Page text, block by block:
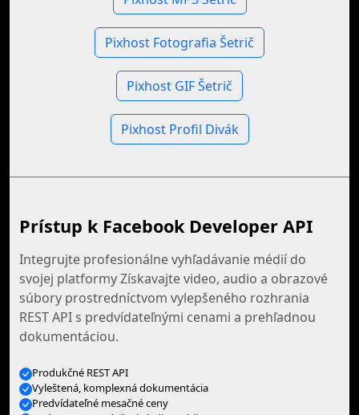
Pixhost Fotografia Šetrič
Pixhost GIF Šetrič
Pixhost Profil Divák
Prístup k Facebook Developer API
Integrujte profesionálne vyhľadávanie médií do
svojej platformy Získavajte video, audio a obrazové
súbory prostredníctvom vylepšeného rozhrania
REST API s predvídateľnými cenami a prehľadnou
dokumentáciou.
Produkčné REST API
Vyleštená, komplexná dokumentácia
Predvídateľné mesačné ceny